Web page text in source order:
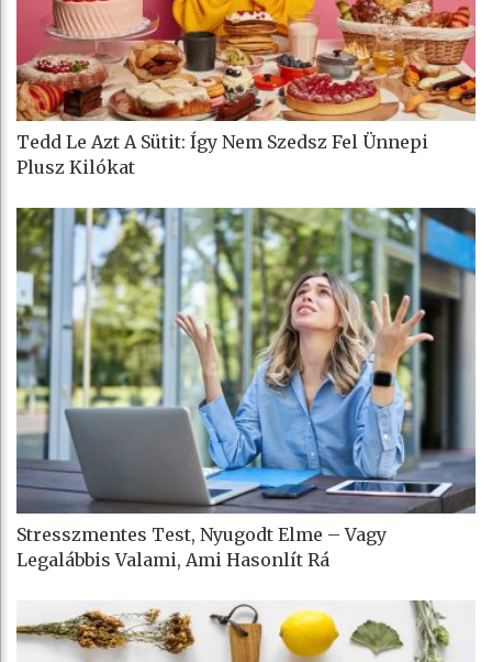
Tedd Le Azt A Sütit: Így Nem Szedsz Fel Ünnepi
Plusz Kilókat
Stresszmentes Test, Nyugodt Elme – Vagy
Legalábbis Valami, Ami Hasonlít Rá